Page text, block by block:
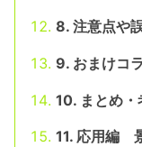
8. 注意点や
9. おまけコ
10. まとめ・
11. 応用編